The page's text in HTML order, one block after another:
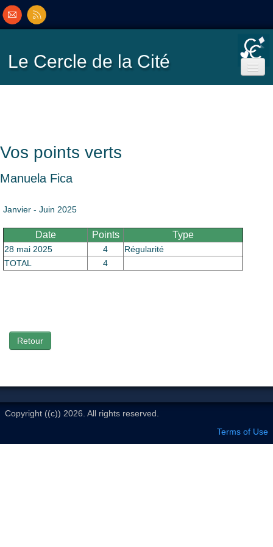
Le Cercle de la Cité
Inscriptions/Programme
Classement
Vos points verts
Manuela Fica
Janvier - Juin 2025
Date Points Type
28 mai 2025 4
Régularité
TOTAL
4
Retour
Copyright ((c)) 2026. All rights reserved.
Terms of Use